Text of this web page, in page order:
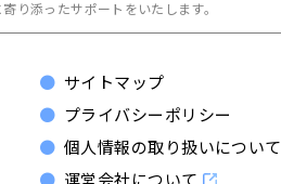
り添ったサポートをいたします。
サイトマップ
プライバシーポリシー
個人情報の取り扱いについて
運営会社について